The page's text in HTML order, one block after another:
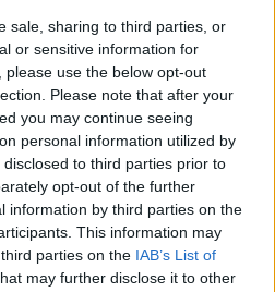
sale, sharing to third parties, or
or sensitive information for
use the below opt-out
Please note that after your
you may continue seeing
personal information utilized by
to third parties prior to
opt-out of the further
information by third parties on the
This information may
parties on the IAB’s List of
may further disclose it to other
κλίμα της
γιορτής,
τους ομίλους
Διαβάστε τα
ομάδες, τα φαβορί, τα
το αναλυτικό
μεταδόσεις της